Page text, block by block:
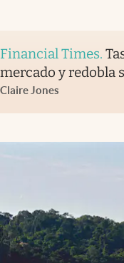
Financial Times.
mercado y redobla
Claire Jones